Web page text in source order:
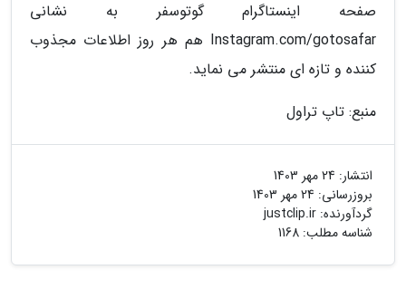
صفحه اینستاگرام گوتوسفر به نشانی
Instagram.com/gotosafar هم هر روز اطلاعات مجذوب
کننده و تازه ای منتشر می نماید.
منبع: تاپ تراول
انتشار: 24 مهر 1403
بروزرسانی: 24 مهر 1403
گردآورنده: justclip.ir
شناسه مطلب: 1168